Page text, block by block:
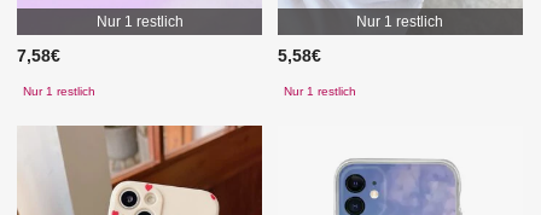
Nur 1 restlich
7,58€
Nur 1 restlich
Nur 1 restlich
5,58€
Nur 1 restlich